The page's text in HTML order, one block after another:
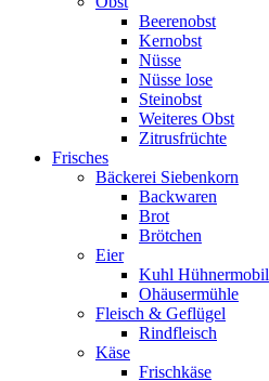
Beerenobst
Kernobst
Nüsse
Nüsse lose
Steinobst
Weiteres Obst
Zitrusfrüchte
Frisches
Bäckerei Siebenkorn
Backwaren
Brot
Brötchen
Eier
Kuhl Hühnermobil
Ohäusermühle
Fleisch & Geflügel
Rindfleisch
Käse
Frischkäse